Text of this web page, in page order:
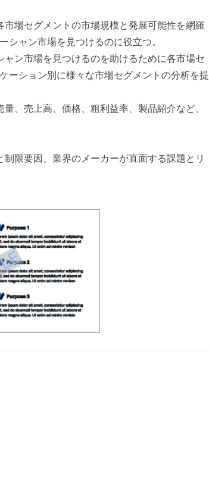
場セグメントの市場規模と発展可能性を網羅
ャン市場を見つけるのに役立つ。
ン市場を見つけるのを助けるために各市場セ
ーション別に様々な市場セグメントの分析を提
、売上高、価格、粗利益率、製品紹介など、
限要因、業界のメーカーが直面する課題とリ